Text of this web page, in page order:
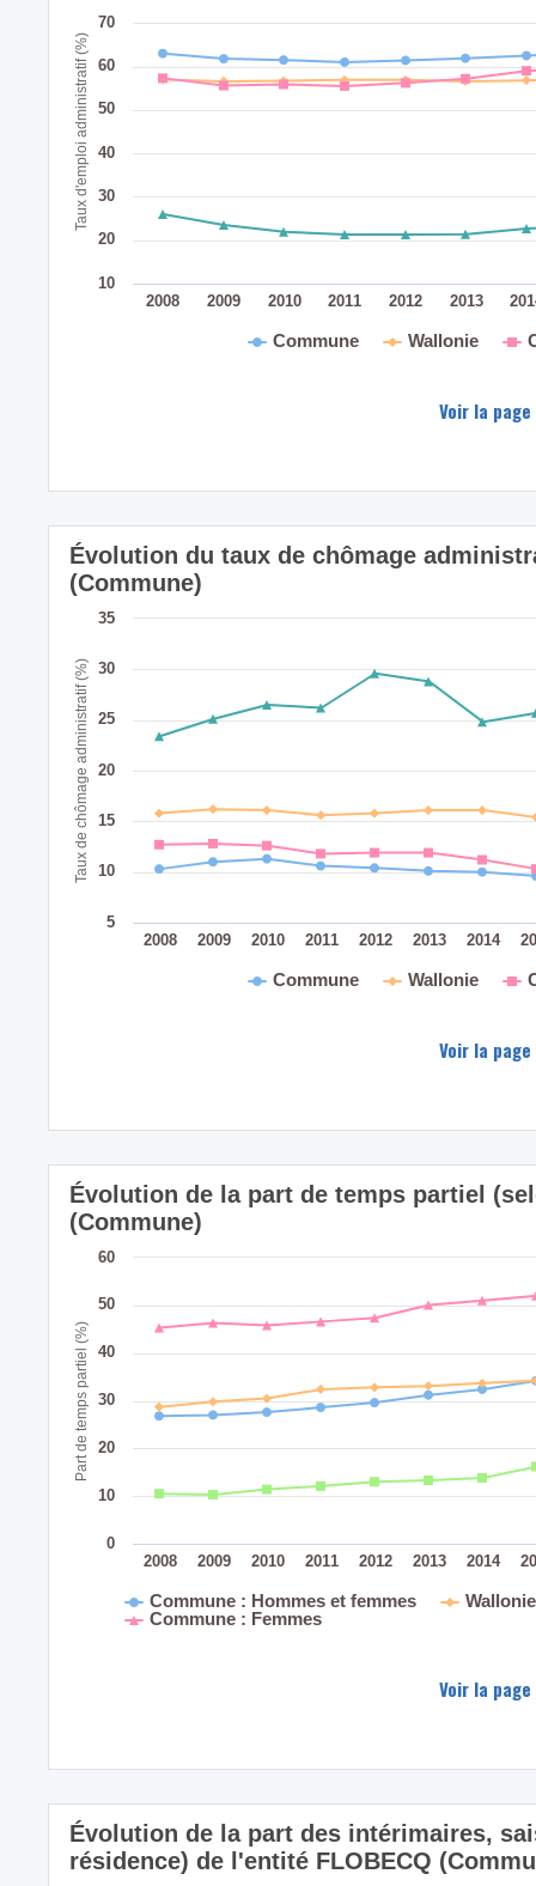
Taux d'emploi administratif (%)
Commune Wallonie
2008 2009 2010 2011 2012 2013
10
20
30
40
50
60
70
Voir la
Taux de chômage administratif (%)
Évolution du taux de chômage
(Commune)
Commune Wallonie
2008 2009 2010 2011 2012 2013 2014
5
10
15
20
25
30
35
Voir la
Part de temps partiel (%)
Évolution de la part de temps partiel
(Commune)
Commune : Hommes et femmes
Commune : Femmes
2008 2009 2010 2011 2012 2013 2014
0
10
20
30
40
50
60
Voir la
Évolution de la part des intérimaires,
résidence) de l'entité FLOBECQ